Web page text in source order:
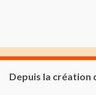
Depuis la création